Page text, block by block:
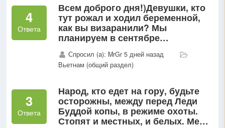
4
Ответа
Всем доброго дня!)Девушки, кто
тут рожал и ходил беременной,
как вы визаранили? Мы
планируем в сентябре
на несколько лет во Вьетнаме, и
заводить второго ребенка 🌝
Спросил (а): MrGr 5 дней назад
Вьетнам (общий раздел)
3
Ответа
Народ, кто едет на гору, будьте
осторожны, между перед Леди
Буддой копы, в режиме охоты.
Стопят и местных, и белых. Меня